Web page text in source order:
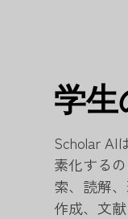
学
Scholar AI
素化する
索、読解
作成、文